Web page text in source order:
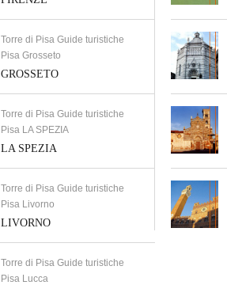
Torre di Pisa Guide turistiche
Pisa Grosseto
GROSSETO
Torre di Pisa Guide turistiche
Pisa LA SPEZIA
LA SPEZIA
Torre di Pisa Guide turistiche
Pisa Livorno
LIVORNO
Torre di Pisa Guide turistiche
Pisa Lucca